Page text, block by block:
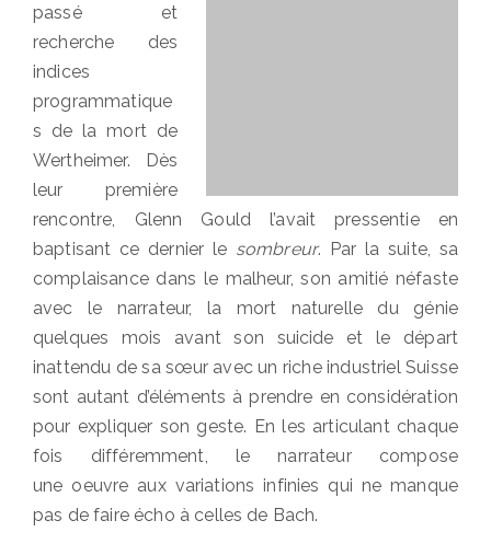
passé et
recherche des
indices
programmatique
s de la mort de
Wertheimer. Dès
leur première
rencontre, Glenn Gould l’avait pressentie en
baptisant ce dernier le sombreur. Par la suite, sa
complaisance dans le malheur, son amitié néfaste
avec le narrateur, la mort naturelle du génie
quelques mois avant son suicide et le départ
inattendu de sa sœur avec un riche industriel Suisse
sont autant d’éléments à prendre en considération
pour expliquer son geste. En les articulant chaque
fois différemment, le narrateur compose
une oeuvre aux variations infinies qui ne manque
pas de faire écho à celles de Bach.